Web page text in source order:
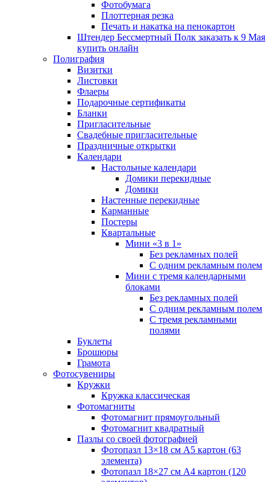
Фотобумага
Плоттерная резка
Печать и накатка на пенокартон
Штендер Бессмертный Полк заказать к 9 Мая
купить онлайн
Полиграфия
Визитки
Листовки
Флаеры
Подарочные сертификаты
Бланки
Пригласительные
Свадебные пригласительные
Праздничные открытки
Календари
Настольные календари
Домики перекидные
Домики
Настенные перекидные
Карманные
Постеры
Квартальные
Мини «3 в 1»
Без рекламных полей
С одним рекламным полем
Мини с тремя календарными
блоками
Без рекламных полей
С одним рекламным полем
С тремя рекламными
полями
Буклеты
Брошюры
Грамота
Фотосувениры
Кружки
Кружка классическая
Фотомагниты
Фотомагнит прямоугольный
Фотомагнит квадратный
Пазлы со своей фотографией
Фотопазл 13×18 см А5 картон (63
элемента)
Фотопазл 18×27 см А4 картон (120